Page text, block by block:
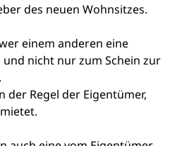
des neuen Wohnsitzes.
einem anderen eine
nicht nur zum Schein zur
der Regel der Eigentümer,